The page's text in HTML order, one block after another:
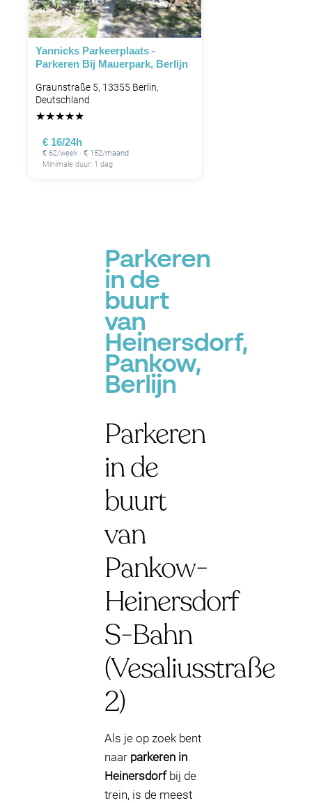
Yannicks Parkeerplaats -
Parkeren Bij Mauerpark, Berlijn
Graunstraße 5, 13355 Berlin,
Deutschland
★★★★★
€ 16/24h
€ 62/week · € 152/maand
Minimale duur: 1 dag
Parkeren
in de
buurt
van
Heinersdorf,
Pankow,
Berlijn
Parkeren
in de
buurt
van
Pankow-
Heinersdorf
S-Bahn
(Vesaliusstraße
2)
Als je op zoek bent
naar parkeren in
Heinersdorfbij de
trein, is de meest